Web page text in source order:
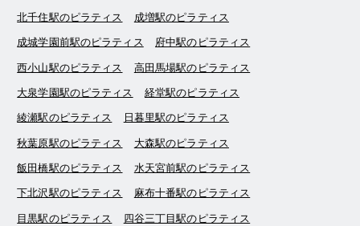
北千住駅のピラティス 成増駅のピラティス
成城学園前駅のピラティス 府中駅のピラティス
西小山駅のピラティス 高田馬場駅のピラティス
大泉学園駅のピラティス 経堂駅のピラティス
綾瀬駅のピラティス 日暮里駅のピラティス
秋葉原駅のピラティス 大森駅のピラティス
飯田橋駅のピラティス 水天宮前駅のピラティス
下北沢駅のピラティス 麻布十番駅のピラティス
目黒駅のピラティス 四谷三丁目駅のピラティス